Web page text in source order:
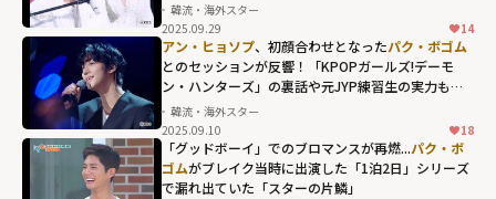
韓流・海外スター
2025.09.29
14
アン・ヒョソプ、初顔合わせとなったパク・ボゴム
とのセッションが反響！「KPOPガールズ!デーモ
ン・ハンターズ」の裏話や元JYP練習生の実力も露
わに...
韓流・海外スター
2025.09.10
18
「グッドボーイ」でのブロマンスが再燃...パク・ボ
ゴムがブレイク当時に出演した「1泊2日」シリーズ
で漏れ出ていた「スターの片鱗」